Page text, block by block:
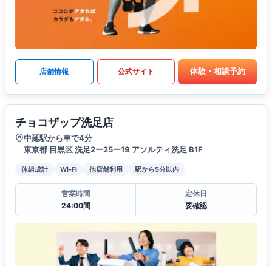
店舗情報 公式サイト 体験・相談予約
チョコザップ洗足店
中延駅から車で4分
東京都 目黒区 洗足2ー25ー19 アソルティ洗足 B1F
体組成計 Wi-Fi 他店舗利用 駅から5分以内
営業時間
24:00間
定休日
要確認